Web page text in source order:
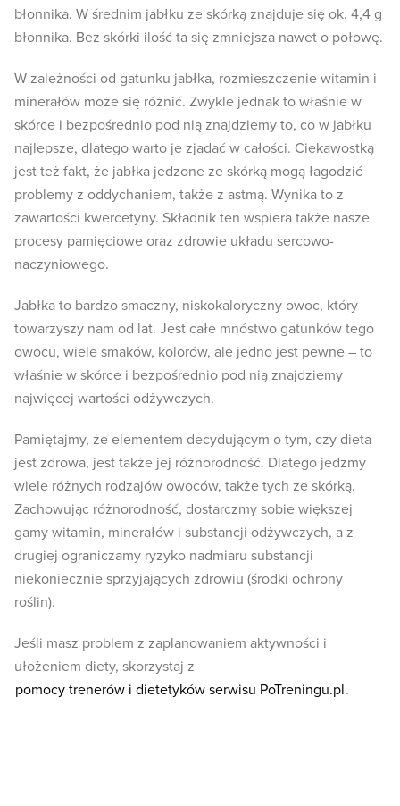
błonnika. W średnim jabłku ze skórką znajduje się ok. 4,4 g
błonnika. Bez skórki ilość ta się zmniejsza nawet o połowę.
W zależności od gatunku jabłka, rozmieszczenie witamin i
minerałów może się różnić. Zwykle jednak to właśnie w
skórce i bezpośrednio pod nią znajdziemy to, co w jabłku
najlepsze, dlatego warto je zjadać w całości. Ciekawostką
jest też fakt, że jabłka jedzone ze skórką mogą łagodzić
problemy z oddychaniem, także z astmą. Wynika to z
zawartości kwercetyny. Składnik ten wspiera także nasze
procesy pamięciowe oraz zdrowie układu sercowo-
naczyniowego.
Jabłka to bardzo smaczny, niskokaloryczny owoc, który
towarzyszy nam od lat. Jest całe mnóstwo gatunków tego
owocu, wiele smaków, kolorów, ale jedno jest pewne – to
właśnie w skórce i bezpośrednio pod nią znajdziemy
najwięcej wartości odżywczych.
Pamiętajmy, że elementem decydującym o tym, czy dieta
jest zdrowa, jest także jej różnorodność. Dlatego jedzmy
wiele różnych rodzajów owoców, także tych ze skórką.
Zachowując różnorodność, dostarczmy sobie większej
gamy witamin, minerałów i substancji odżywczych, a z
drugiej ograniczamy ryzyko nadmiaru substancji
niekoniecznie sprzyjających zdrowiu (środki ochrony
roślin).
Jeśli masz problem z zaplanowaniem aktywności i
ułożeniem diety, skorzystaj z
pomocy trenerów i dietetyków serwisu PoTreningu.pl.